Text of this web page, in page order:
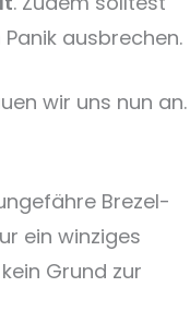
ausbrechen.
wir uns nun an.
Brezel-
ein winziges
Grund zur